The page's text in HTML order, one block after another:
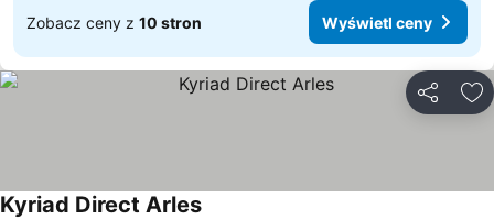
Zobacz ceny z 10 stron Wyświetl ceny
Kyriad Direct Arles